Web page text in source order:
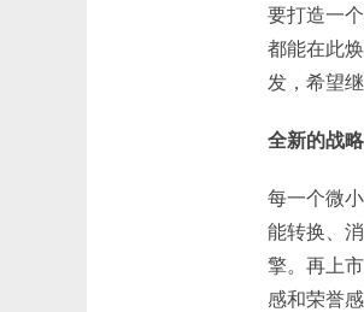
要打造一
都能在此
发，希望
全新的战
每一个微
能转换、
擎。再上
感和荣誉